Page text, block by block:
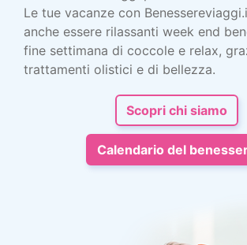
Le tue vacanze con
anche essere rilassanti week end
fine settimana di coccole e relax,
trattamenti olistici e di bellezza.
Scopri chi siamo
Calendario del